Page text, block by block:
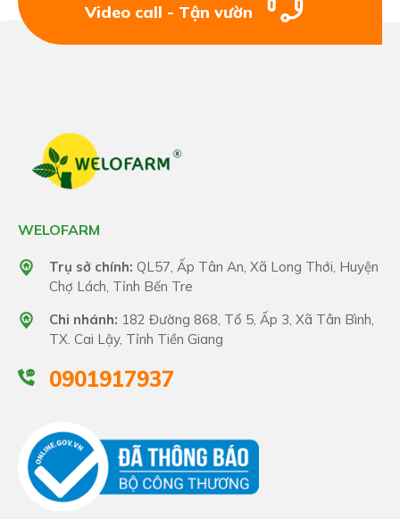
Video call - Tận vườn
WELOFARM
Trụ sở chính: QL57, Ấp Tân An, Xã Long Thới, Huyện
Chợ Lách, Tỉnh Bến Tre
Chi nhánh: 182 Đường 868, Tổ 5, Ấp 3, Xã Tân Bình,
TX. Cai Lậy, Tỉnh Tiền Giang
0901917937